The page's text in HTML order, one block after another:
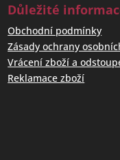
Důležité
Obchodní podmínky
Zásady ochrany
Vrácení zboží a
Reklamace zboží